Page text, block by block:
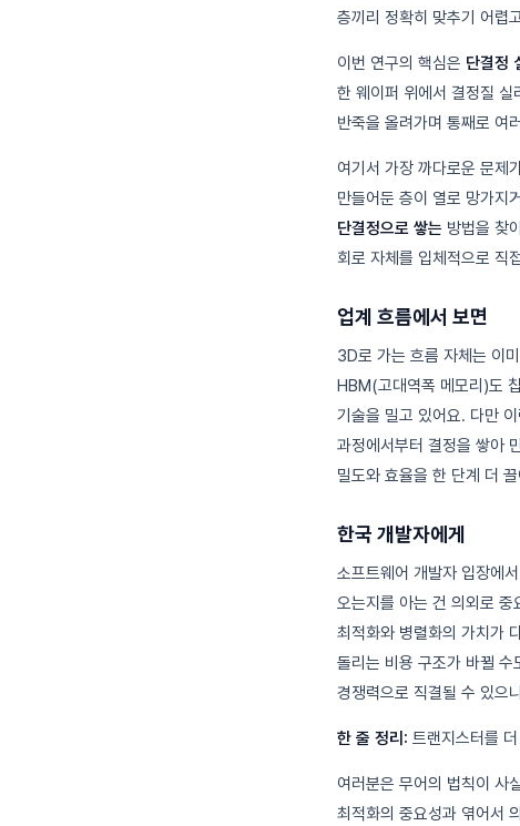
층끼리 정확히 맞추기 어렵
이번 연구의 핵심은 단결정
한 웨이퍼 위에서 결정질
반죽을 올려가며 통째로 여
여기서 가장 까다로운 문제
만들어둔 층이 열로 망가지
단결정으로 쌓는 방법을 찾
회로 자체를 입체적으로 직
업계 흐름에서 보면
3D로 가는 흐름 자체는 이
HBM(고대역폭 메모리)도
기술을 밀고 있어요. 다만
과정에서부터 결정을 쌓아
밀도와 효율을 한 단계 더
한국 개발자에게
소프트웨어 개발자 입장에
오는지를 아는 건 의외로
최적화와 병렬화의 가치가
돌리는 비용 구조가 바뀔 수
경쟁력으로 직결될 수 있으
한 줄 정리: 트랜지스터를
여러분은 무어의 법칙이 사
최적화의 중요성과 엮어서